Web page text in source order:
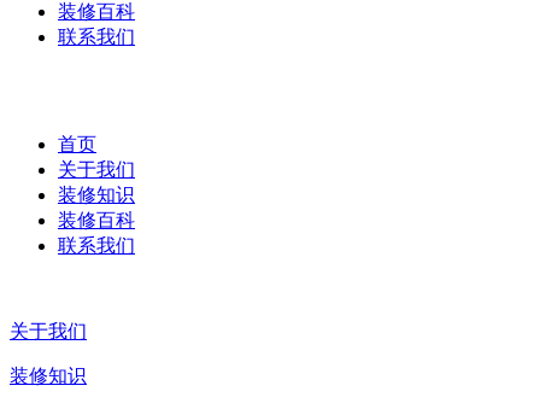
装修百科
联系我们
首页
关于我们
装修知识
装修百科
联系我们
关于我们
装修知识